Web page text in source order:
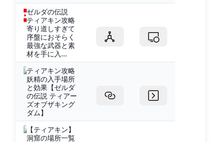
ゼルダの伝説
ティアキン攻略
寄り道しすぎて
序盤におそらく
最強な武器と素
材を手に入...
ティアキン攻略
妖精の入手場所
と効果【ゼルダ
の伝説 ティアー
ズオブザキング
ダム】
【ティアキン】
洞窟の場所一覧